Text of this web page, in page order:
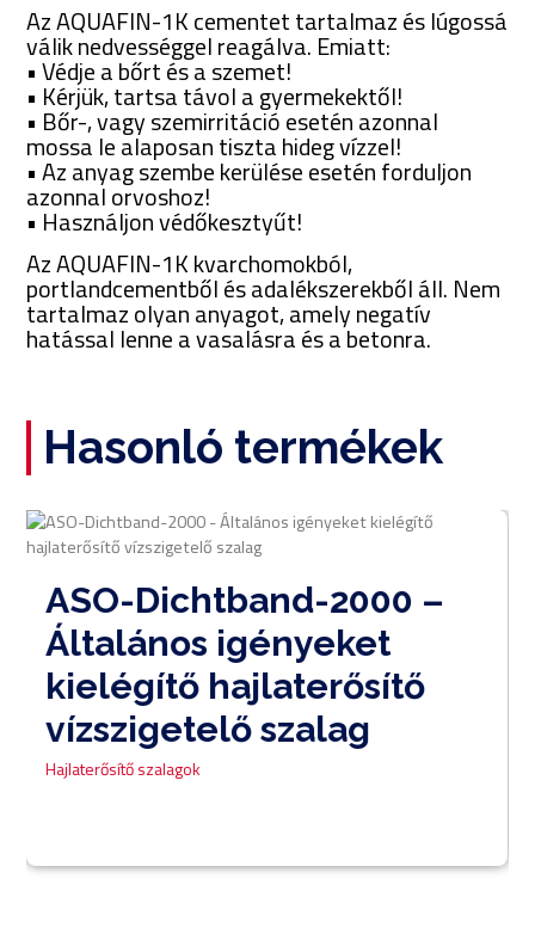
Az AQUAFIN-1K cementet tartalmaz és lúgossá
válik nedvességgel reagálva. Emiatt:
• Védje a bőrt és a szemet!
• Kérjük, tartsa távol a gyermekektől!
• Bőr-, vagy szemirritáció esetén azonnal
mossa le alaposan tiszta hideg vízzel!
• Az anyag szembe kerülése esetén forduljon
azonnal orvoshoz!
• Használjon védőkesztyűt!
Az AQUAFIN-1K kvarchomokból,
portlandcementből és adalékszerekből áll. Nem
tartalmaz olyan anyagot, amely negatív
hatással lenne a vasalásra és a betonra.
Hasonló termékek
ASO-Dichtband-2000 –
Általános igényeket
kielégítő hajlaterősítő
vízszigetelő szalag
Hajlaterősítő szalagok